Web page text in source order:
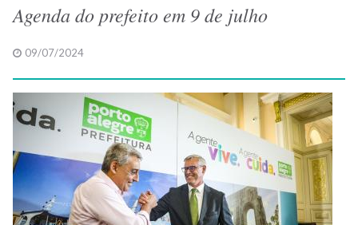
Agenda do prefeito em 9 de julho
09/07/2024